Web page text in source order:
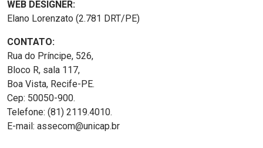
WEB DESIGNER:
Elano Lorenzato (2.781 DRT/PE)
CONTATO:
Rua do Príncipe, 526,
Bloco R, sala 117,
Boa Vista, Recife-PE.
Cep: 50050-900.
Telefone: (81) 2119.4010.
E-mail: assecom@unicap.br